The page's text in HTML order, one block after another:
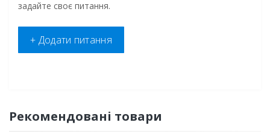
задайте своє питання.
+ Додати питання
Рекомендовані товари